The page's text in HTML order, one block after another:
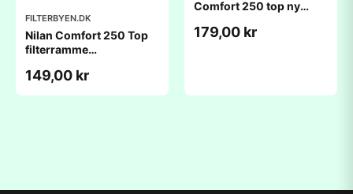
FILTERBYEN.DK
Nilan Comfort 250 Top
filterramme
149,00 kr
Comfort 250 top ny
(238x335x25mm)
179,00 kr